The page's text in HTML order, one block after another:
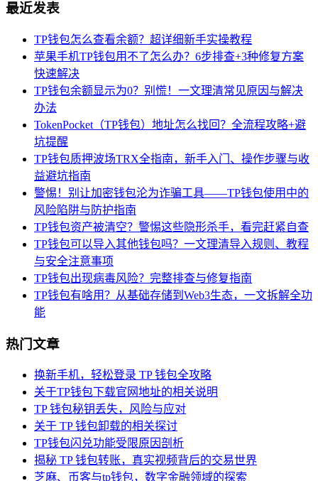
最近发表
TP钱包怎么查看余额？超详细新手实操教程
苹果手机TP钱包用不了怎么办？6步排查+3种修复方案
快速解决
TP钱包余额显示为0？别慌！一文理清常见原因与解决
办法
TokenPocket（TP钱包）地址怎么找回？全流程攻略+避
坑提醒
TP钱包质押波场TRX全指南，新手入门、操作步骤与收
益避坑指南
警惕！别让加密钱包沦为诈骗工具——TP钱包使用中的
风险陷阱与防护指南
TP钱包资产被清空？警惕这些隐形杀手，看完赶紧自查
TP钱包可以导入其他钱包吗？一文理清导入规则、教程
与安全注意事项
TP钱包出现病毒风险？完整排查与修复指南
TP钱包有啥用？从基础存储到Web3生态，一文拆解全功
能
热门文章
换新手机，轻松登录 TP 钱包全攻略
关于TP钱包下载官网地址的相关说明
TP 钱包秘钥丢失，风险与应对
关于 TP 钱包卸载的相关探讨
TP钱包闪兑功能受限原因剖析
揭秘 TP 钱包转账，真实视频背后的交易世界
芝麻、币客与tp钱包，数字金融领域的探索